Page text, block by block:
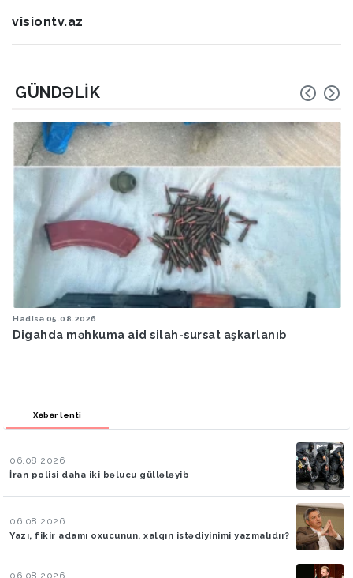
visiontv.az
GÜNDƏLIK
Hadisə 05.08.2026
Digahda məhkuma aid silah-sursat aşkarlanıb
Xəbər lenti
06.08.2026
İran polisi daha iki bəlucu güllələyib
06.08.2026
Yazı, fikir adamı oxucunun, xalqın istədiyinimi yazmalıdır?
06.08.2026